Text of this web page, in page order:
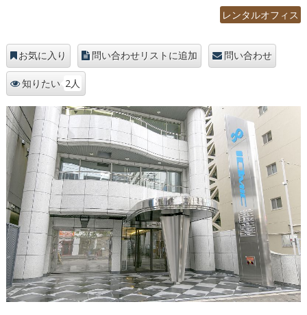
レンタルオフィス
お気に入り 問い合わせリストに追加 問い合わせ
知りたい 2人